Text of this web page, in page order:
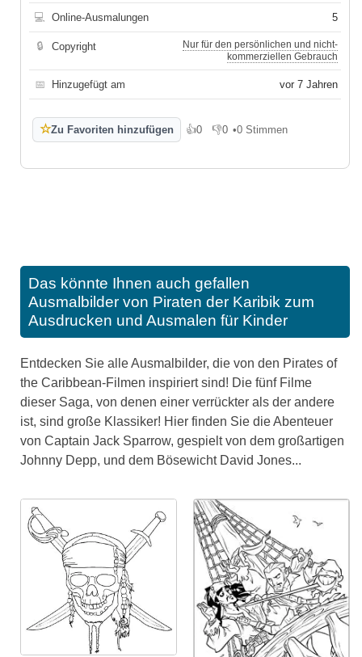
💻 Online-Ausmalungen 5
🔒 Copyright
Nur für den persönlichen und nicht-
kommerziellen Gebrauch
📅 Hinzugefügt am vor 7 Jahren
☆Zu Favoriten hinzufügen 👍0
Gefällt mir
👎0
Gefällt mir nicht
•0 Stimmen
Das könnte Ihnen auch gefallen
Ausmalbilder von Piraten der Karibik zum
Ausdrucken und Ausmalen für Kinder
Entdecken Sie alle Ausmalbilder, die von den Pirates of
the Caribbean-Filmen inspiriert sind! Die fünf Filme
dieser Saga, von denen einer verrückter als der andere
ist, sind große Klassiker! Hier finden Sie die Abenteuer
von Captain Jack Sparrow, gespielt von dem großartigen
Johnny Depp, und dem Bösewicht David Jones...